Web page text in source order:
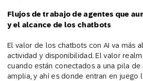
Flujos de trabajo de agentes que
y el alcance de los chatbots
El valor de los chatbots con AI va más
actividad y disponibilidad. El valor
cuando están conectados a una pila de
amplia, y ahí es donde entran en juego